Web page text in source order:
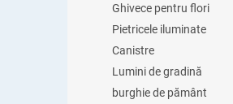
Ghivece pentru flori
Pietricele iluminate
Canistre
Lumini de gradină
burghie de pământ